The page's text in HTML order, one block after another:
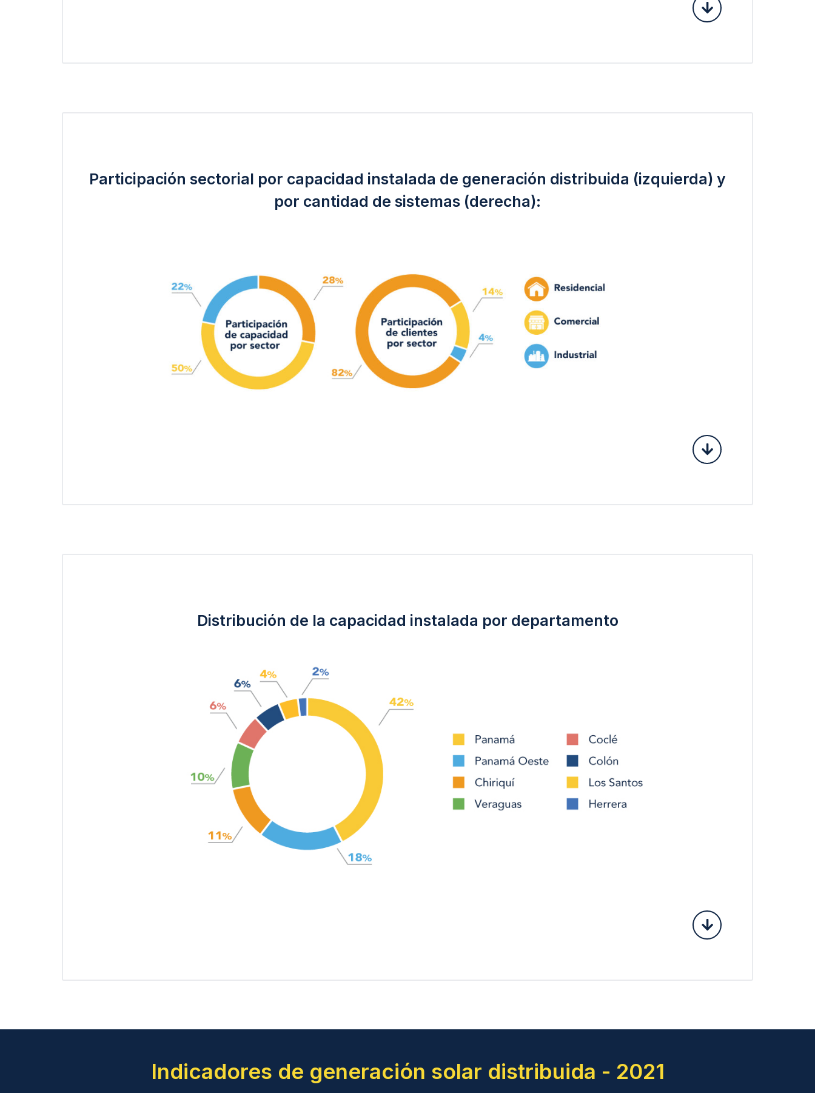
Participación sectorial por capacidad instalada de generación distribuida (izquierda) y
por cantidad de sistemas (derecha):
Distribución de la capacidad instalada por departamento
Indicadores de generación solar distribuida - 2021